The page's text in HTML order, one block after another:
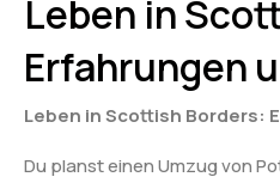
Leben in
Erfahrungen
Leben in Scottish Borders:
Du planst einen Umzug von